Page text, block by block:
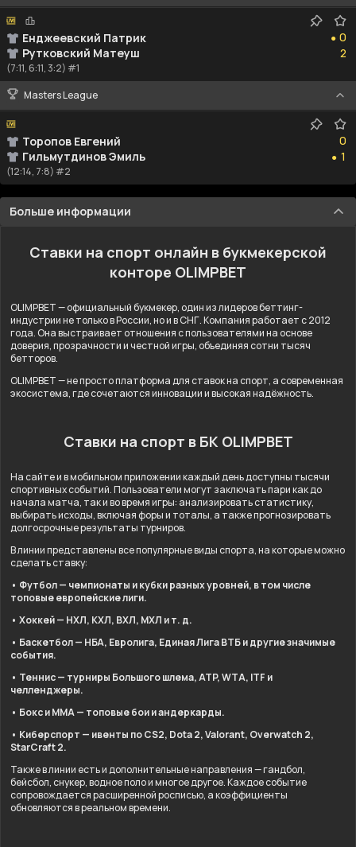
Енджеевский Патрик
Рутковский Матеуш
●
0
0
2
2
(7:11, 6:11, 3:2) #1
Masters League
Торопов Евгений
Гильмутдинов Эмиль
0
0
●
1
1
(12:14, 7:8) #2
Больше информации
Ставки на спорт онлайн в букмекерской
конторе OLIMPBET
OLIMPBET — официальный букмекер, один из лидеров беттинг-
индустрии не только в России, но и в СНГ. Компания работает с 2012
года. Она выстраивает отношения с пользователями на основе
доверия, прозрачности и честной игры, объединяя сотни тысяч
бетторов.
OLIMPBET — не просто платформа для ставок на спорт, а современная
экосистема, где сочетаются инновации и высокая надёжность.
Ставки на спорт в БК OLIMPBET
На сайте и в мобильном приложении каждый день доступны тысячи
спортивных событий. Пользователи могут заключать пари как до
начала матча, так и во время игры: анализировать статистику,
выбирать исходы, включая форы и тоталы, а также прогнозировать
долгосрочные результаты турниров.
В линии представлены все популярные виды спорта, на которые можно
сделать ставку:
• Футбол — чемпионаты и кубки разных уровней, в том числе
топовые европейские лиги.
• Хоккей — НХЛ, КХЛ, ВХЛ, МХЛ и т. д.
• Баскетбол — НБА, Евролига, Единая Лига ВТБ и другие значимые
события.
• Теннис — турниры Большого шлема, ATP, WTA, ITF и
челленджеры.
• Бокс и ММА — топовые бои и андеркарды.
• Киберспорт — ивенты по CS2, Dota 2, Valorant, Overwatch 2,
StarCraft 2.
Также в линии есть и дополнительные направления — гандбол,
бейсбол, снукер, водное поло и многое другое. Каждое событие
сопровождается расширенной росписью, а коэффициенты
обновляются в реальном времени.